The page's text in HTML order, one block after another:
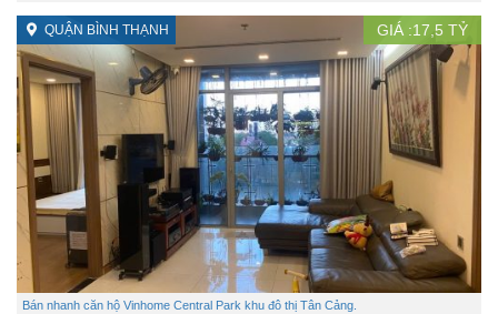
QUẬN BÌNH THẠNH GIÁ :17,5 TỶ
Bán nhanh căn hộ Vinhome Central Park khu đô thị Tân Cảng.